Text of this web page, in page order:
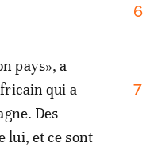
pays», a
qui a
Des
lui, et ce sont
6
7